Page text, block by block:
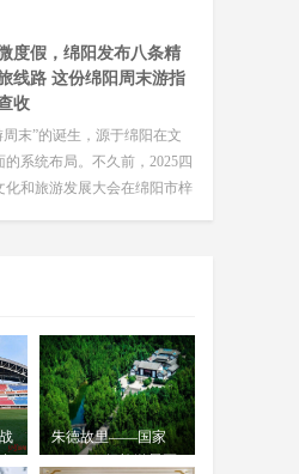
度假，绵阳发布八条精
线路 这份绵阳周末游指
收
周末”的诞生，源于绵阳在文
的系统布局。不久前，2025四
化和旅游发展大会在绵阳市梓
天大假，我们帮你计划来
朱德故里——国家